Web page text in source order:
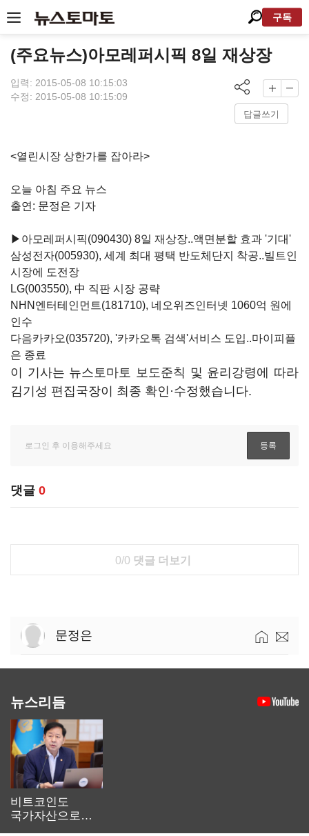
구독
(주요뉴스)아모레퍼시픽 8일 재상장
입력: 2015-05-08 10:15:03
수정: 2015-05-08 10:15:09
답글쓰기
<열린시장 상한가를 잡아라>
오늘 아침 주요 뉴스
출연: 문정은 기자
▶ 아모레퍼시픽(090430) 8일 재상장..액면분할 효과 '기대'
삼성전자(005930), 세계 최대 평택 반도체단지 착공..빌트인
시장에 도전장
LG(003550), 中 직판 시장 공략
NHN엔터테인먼트(181710), 네오위즈인터넷 1060억 원에
인수
다음카카오(035720), '카카오톡 검색'서비스 도입..마이피플
은 종료
이 기사는 뉴스토마토 보도준칙 및 윤리강령에 따라
김기성 편집국장이 최종 확인·수정했습니다.
댓글 0
0/0 댓글 더보기
문정은
뉴스리듬
비트코인도
국가자산으로…'